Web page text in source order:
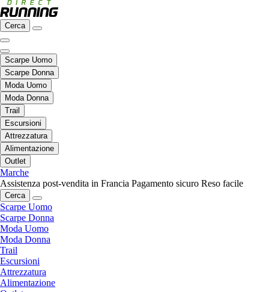
Cerca
Scarpe Uomo
Scarpe Donna
Moda Uomo
Moda Donna
Trail
Escursioni
Attrezzatura
Alimentazione
Outlet
Marche
Assistenza post-vendita in Francia Pagamento sicuro Reso facile
Cerca
Scarpe Uomo
Scarpe Donna
Moda Uomo
Moda Donna
Trail
Escursioni
Attrezzatura
Alimentazione